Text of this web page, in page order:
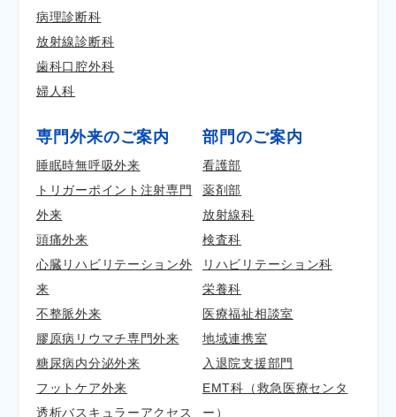
病理診断科
放射線診断科
歯科口腔外科
婦人科
専門外来のご案内
睡眠時無呼吸外来
トリガーポイント注射専門
外来
頭痛外来
心臓リハビリテーション外
来
不整脈外来
膠原病リウマチ専門外来
糖尿病内分泌外来
フットケア外来
透析バスキュラーアクセス
部門のご案内
看護部
薬剤部
放射線科
検査科
リハビリテーション科
栄養科
医療福祉相談室
地域連携室
入退院支援部門
EMT科（救急医療センタ
ー）